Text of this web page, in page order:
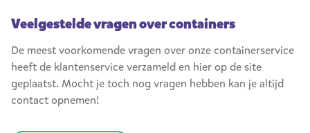
Veelgestelde vragen over containers
De meest voorkomende vragen over onze containerservice
heeft de klantenservice verzameld en hier op de site
geplaatst. Mocht je toch nog vragen hebben kan je altijd
contact opnemen!